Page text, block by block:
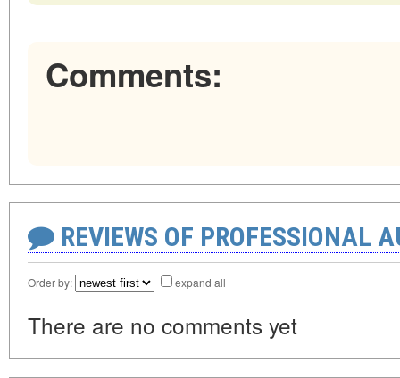
Comments:
REVIEWS OF PROFESSIONAL
Order by: expand all
There are no comments yet